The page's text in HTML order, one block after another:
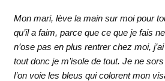
Mon mari, lève la main sur moi pour
qu’il a faim, parce que ce que je fais
n’ose pas en plus rentrer chez moi,
tout donc je m’isole de tout. Je ne
l’on voie les bleus qui colorent mon